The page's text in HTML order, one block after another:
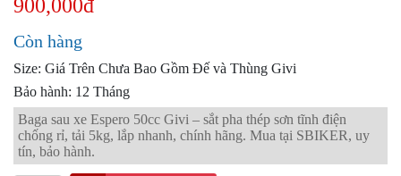
ĐỒ
PG1
PHỤ
KIỆN
YAMAHA
PG-
1
900,000đ
Còn hàng
Size: Giá Trên Chưa Bao Gồm Đế và Thùng Givi
Bảo hành: 12 Tháng
Baga sau xe Espero 50cc Givi – sắt pha thép sơn tĩnh điện
chống rỉ, tải 5kg, lắp nhanh, chính hãng. Mua tại SBIKER, uy
tín, bảo hành.